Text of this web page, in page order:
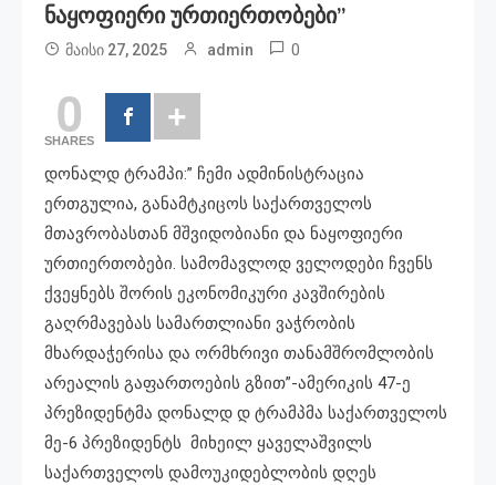
Ნაყოფიერი Ურთიერთობები”
მაისი 27, 2025 admin 0
0
SHARES
დონალდ ტრამპი:” ჩემი ადმინისტრაცია
ერთგულია, განამტკიცოს საქართველოს
მთავრობასთან მშვიდობიანი და ნაყოფიერი
ურთიერთობები. სამომავლოდ ველოდები ჩვენს
ქვეყნებს შორის ეკონომიკური კავშირების
გაღრმავებას სამართლიანი ვაჭრობის
მხარდაჭერისა და ორმხრივი თანამშრომლობის
არეალის გაფართოების გზით”-ამერიკის 47-ე
პრეზიდენტმა დონალდ დ ტრამპმა საქართველოს
მე-6 პრეზიდენტს მიხეილ ყაველაშვილს
საქართველოს დამოუკიდებლობის დღეს